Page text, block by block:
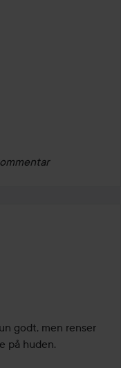
oprettet 1 år
godt, men renser
på huden.